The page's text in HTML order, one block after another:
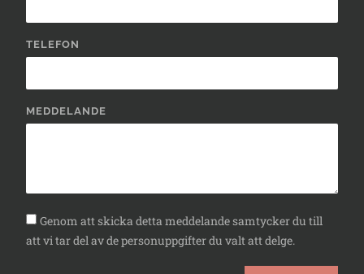
TELEFON
MEDDELANDE
Genom att skicka detta meddelande samtycker du till
att vi tar del av de personuppgifter du valt att delge.